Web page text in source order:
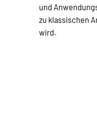
und
zu klassischen
wird.